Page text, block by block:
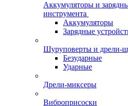
Аккумуляторы и
инструмента
Аккумуляторы
Зарядные
Шуруповерты и дрели-
Безударные
Ударные
Дрели-миксеры
Виброприсоски